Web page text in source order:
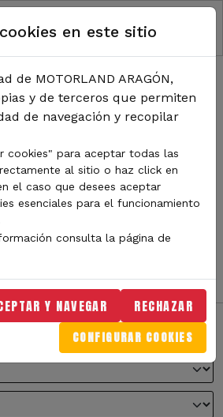
DE
las novedades de MotorLand
noticias sobre eventos,
novedades del circuito y
categoría o tipo de contenido y
mundo del motor.
en este sitio
de MOTORLAND ARAGÓN,
y de terceros que permiten
de navegación y recopilar
cookies" para aceptar todas las
al sitio o haz click en
el caso que desees aceptar
esenciales para el funcionamiento
consulta la página de
Y NAVEGAR RECHAZAR
CONFIGURAR COOKIES